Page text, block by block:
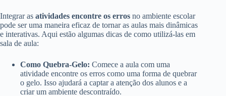
Integrar as atividades encontre os erros no ambiente escolar
pode ser uma maneira eficaz de tornar as aulas mais dinâmicas
e interativas. Aqui estão algumas dicas de como utilizá-las em
sala de aula:
Como Quebra-Gelo: Comece a aula com uma
atividade encontre os erros como uma forma de quebrar
o gelo. Isso ajudará a captar a atenção dos alunos e a
criar um ambiente descontraído.